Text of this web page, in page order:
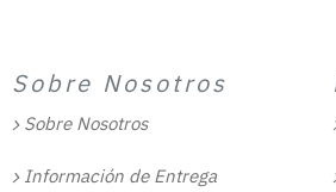
Sobre Nosotros
Sobre Nosotros
Información de Entrega